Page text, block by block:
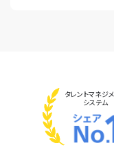
タレントマネジ
システム